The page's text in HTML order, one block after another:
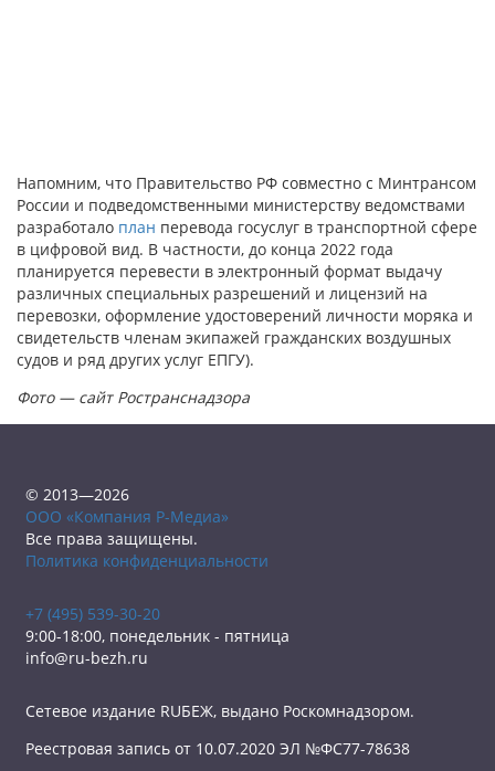
Напомним, что Правительство РФ совместно с Минтрансом
России и подведомственными министерству ведомствами
разработало план перевода госуслуг в транспортной сфере
в цифровой вид. В частности, до конца 2022 года
планируется перевести в электронный формат выдачу
различных специальных разрешений и лицензий на
перевозки, оформление удостоверений личности моряка и
свидетельств членам экипажей гражданских воздушных
судов и ряд других услуг ЕПГУ).
Фото — сайт Ространснадзора
© 2013—2026
ООО «Компания Р-Медиа»
Все права защищены.
Политика конфиденциальности
+7 (495) 539-30-20
9:00-18:00, понедельник - пятница
info@ru-bezh.ru
Сетевое издание RUБЕЖ, выдано Роскомнадзором.
Реестровая запись от 10.07.2020 ЭЛ №ФС77-78638